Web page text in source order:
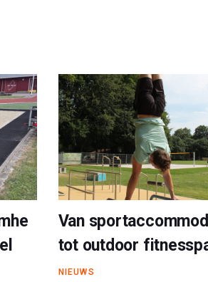
Van
tot outdoor
NIEUWS